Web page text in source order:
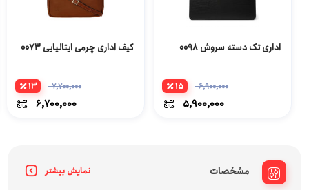
اداری تک دسته سروش 0098
6,900,000
5,900,000
15
کیف اداری چرمی ایتالیایی 0073
7,700,000
6,700,000
13
مشخصات نمایش بیشتر